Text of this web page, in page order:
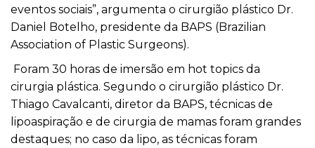
eventos sociais”, argumenta o cirurgião plástico Dr.
Daniel Botelho, presidente da BAPS (Brazilian
Association of Plastic Surgeons).
Foram 30 horas de imersão em hot topics da
cirurgia plástica. Segundo o cirurgião plástico Dr.
Thiago Cavalcanti, diretor da BAPS, técnicas de
lipoaspiração e de cirurgia de mamas foram grandes
destaques; no caso da lipo, as técnicas foram